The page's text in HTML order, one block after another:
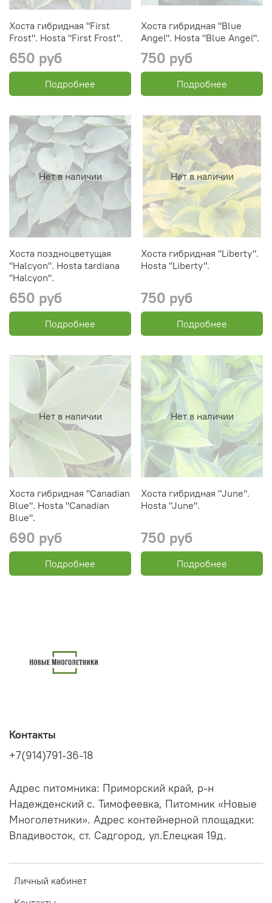
Хоста гибридная "First
Frost". Hosta "First Frost".
650 руб
Подробнее
Хоста гибридная "Blue
Angel". Hosta "Blue Angel".
750 руб
Подробнее
Нет в наличии
Хоста поздноцветущая
"Halcyon". Hosta tardiana
"Halcyon".
650 руб
Подробнее
Нет в наличии
Хоста гибридная "Liberty".
Hosta "Liberty".
750 руб
Подробнее
Нет в наличии
Хоста гибридная "Canadian
Blue". Hosta "Canadian
Blue".
690 руб
Подробнее
Нет в наличии
Хоста гибридная "June".
Hosta "June".
750 руб
Подробнее
Личный кабинет
Контакты
+7(914)791-36-18
Адрес питомника: Приморский край, р-н
Надежденский с. Тимофеевка, Питомник «Новые
Многолетники». Адрес контейнерной площадки:
Владивосток, ст. Садгород, ул.Елецкая 19д.